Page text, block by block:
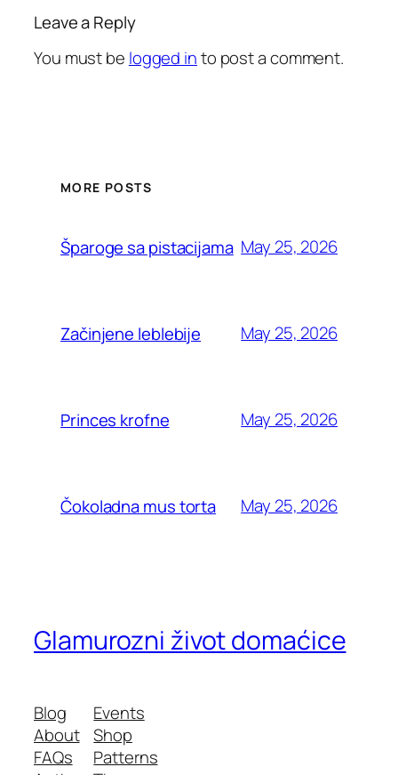
Leave a Reply
You must be logged into post a comment.
MORE POSTS
Šparoge sa pistacijama May 25, 2026
Začinjene leblebije May 25, 2026
Princes krofne May 25, 2026
Čokoladna mus torta May 25, 2026
Glamurozni život domaćice
Blog
About
FAQs
Events
Shop
Patterns